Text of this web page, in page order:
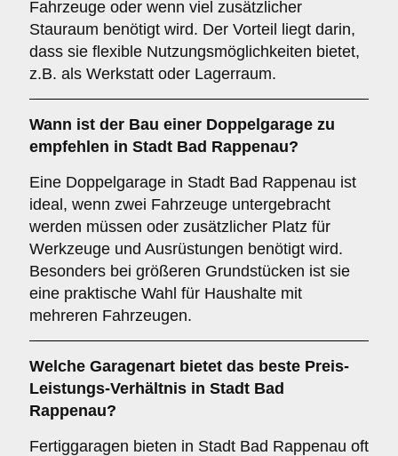
Fahrzeuge oder wenn viel zusätzlicher
Stauraum benötigt wird. Der Vorteil liegt darin,
dass sie flexible Nutzungsmöglichkeiten bietet,
z.B. als Werkstatt oder Lagerraum.
Wann ist der Bau einer Doppelgarage zu
empfehlen in Stadt Bad Rappenau?
Eine Doppelgarage in Stadt Bad Rappenau ist
ideal, wenn zwei Fahrzeuge untergebracht
werden müssen oder zusätzlicher Platz für
Werkzeuge und Ausrüstungen benötigt wird.
Besonders bei größeren Grundstücken ist sie
eine praktische Wahl für Haushalte mit
mehreren Fahrzeugen.
Welche Garagenart bietet das beste Preis-
Leistungs-Verhältnis in Stadt Bad
Rappenau?
Fertiggaragen bieten in Stadt Bad Rappenau oft